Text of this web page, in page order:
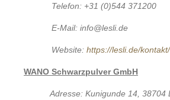
Telefon: +31 (0)544 371200
E-Mail: info@lesli.de
Website:https://lesli.de/kontakt/
WANO Schwarzpulver GmbH
Adresse: Kunigunde 14, 38704